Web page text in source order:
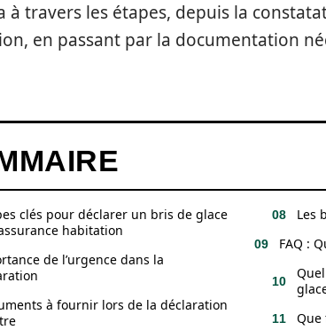
à travers les étapes, depuis la
en passant par la documentation
clés pour déclarer un bris de glace
habitation
de l’urgence dans la
à fournir lors de la déclaration
Les
FAQ :
Que